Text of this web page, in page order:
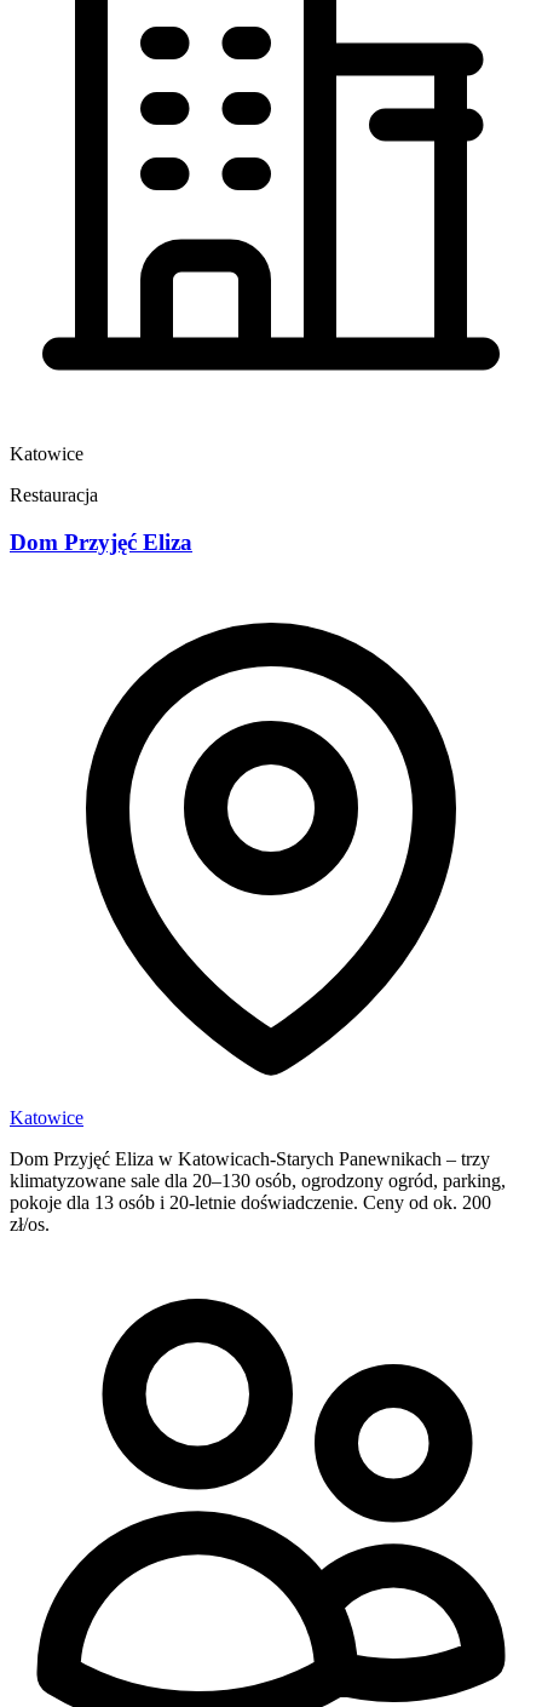
Katowice
Restauracja
Dom Przyjęć Eliza
Katowice
Dom Przyjęć Eliza w Katowicach-Starych Panewnikach – trzy
klimatyzowane sale dla 20–130 osób, ogrodzony ogród, parking,
pokoje dla 13 osób i 20-letnie doświadczenie. Ceny od ok. 200
zł/os.